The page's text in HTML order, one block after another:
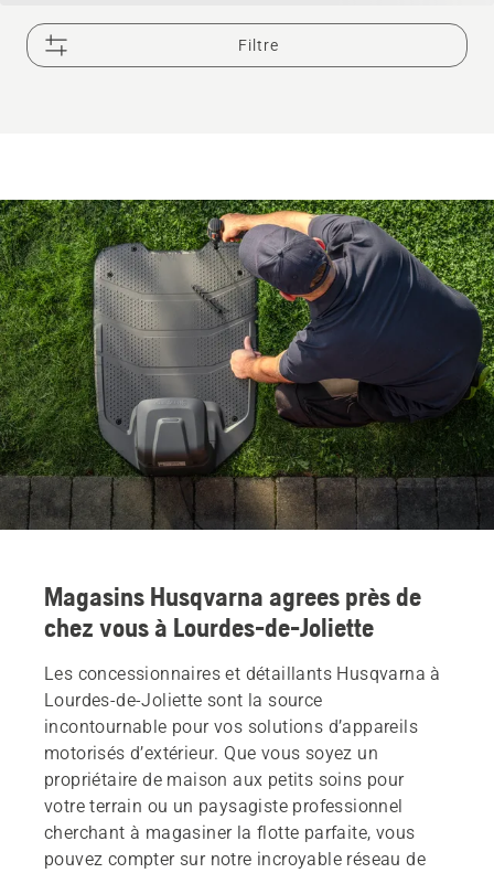
Filtre
Magasins Husqvarna agrees près de
chez vous à Lourdes-de-Joliette
Les concessionnaires et détaillants Husqvarna à
Lourdes-de-Joliette sont la source
incontournable pour vos solutions d’appareils
motorisés d’extérieur. Que vous soyez un
propriétaire de maison aux petits soins pour
votre terrain ou un paysagiste professionnel
cherchant à magasiner la flotte parfaite, vous
pouvez compter sur notre incroyable réseau de